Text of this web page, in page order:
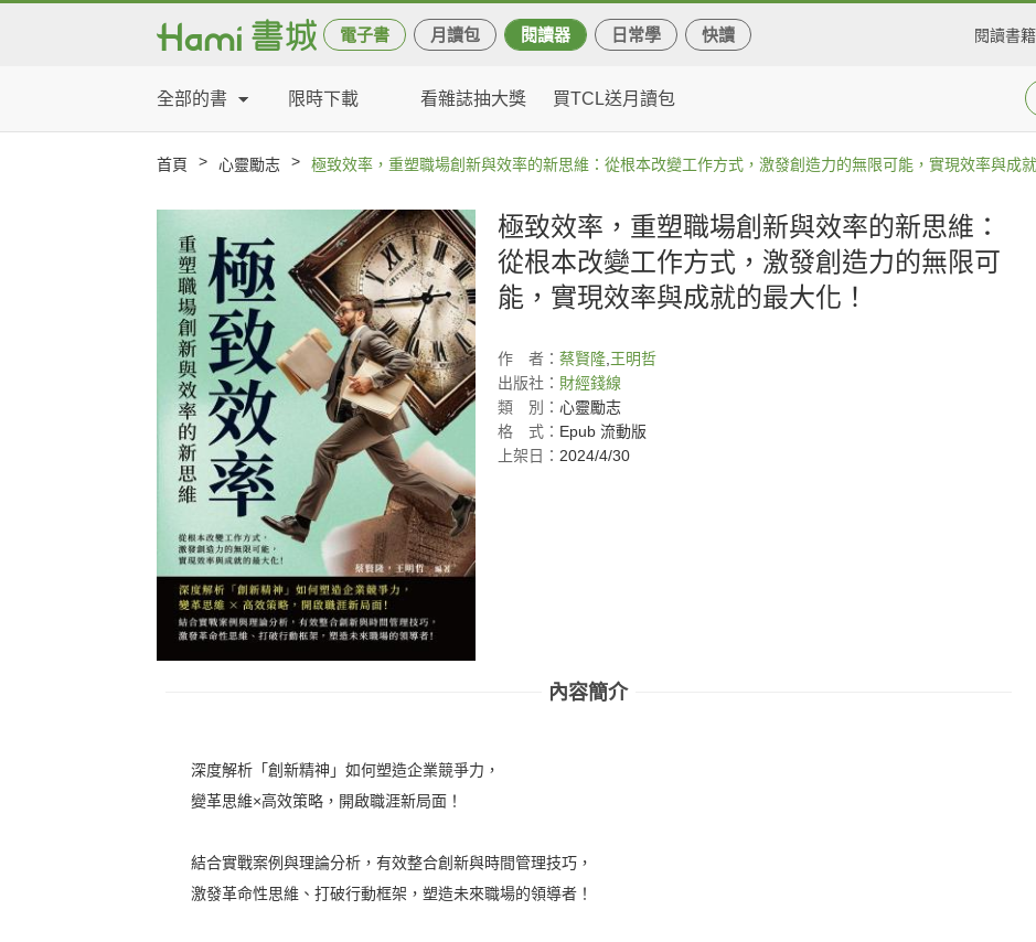
電子書 月讀包 閱讀器 日常學 快讀 閱讀書籍
全部的書 限時下載 看雜誌抽大獎 買TCL送月讀包
首頁 > 心靈勵志 > 極致效率，重塑職場創新與效率的新思維：從根本改變工作方式，激發創造力的無限可能，實現效率與成就
極致效率，重塑職場創新與效率的新思維：
從根本改變工作方式，激發創造力的無限可
能，實現效率與成就的最大化！
作 者： 蔡賢隆 王明哲
出版社： 財經錢線
類
別： 心靈勵志
格
式： Epub 流動版
上架日： 2024/4/30
內容簡介
深度解析「創新精神」如何塑造企業競爭力，
變革思維×高效策略，開啟職涯新局面！
結合實戰案例與理論分析，有效整合創新與時間管理技巧，
激發革命性思維、打破行動框架，塑造未來職場的領導者！